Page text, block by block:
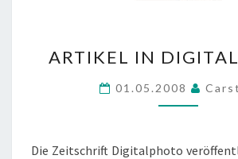
IN
ARTIKEL IN
01.05.2008
Die Zeitschrift Digitalphoto